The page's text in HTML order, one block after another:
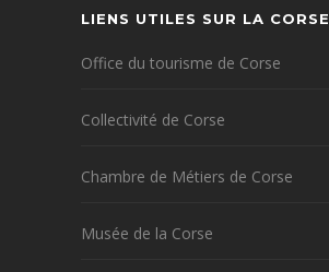
LIENS UTILES SUR LA CORSE
Office du tourisme de Corse
Collectivité de Corse
Chambre de Métiers de Corse
Musée de la Corse